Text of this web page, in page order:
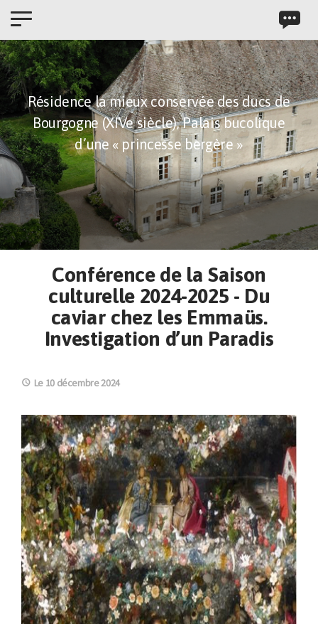
Résidence la mieux conservée des ducs de
Bourgogne (XIVe siècle),Palais bucolique
d’une « princesse bergère »
Conférence de la Saison
culturelle 2024-2025 - Du
caviar chez les Emmaüs.
Investigation d’un Paradis
Le 10 décembre 2024
Panneau de gestion des cookies